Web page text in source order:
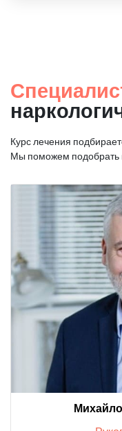
Курс лечения
Мы поможем подобрать